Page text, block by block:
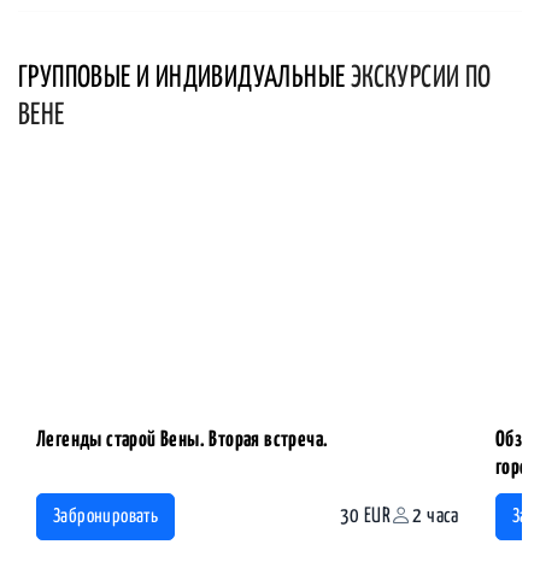
ГРУППОВЫЕ И ИНДИВИДУАЛЬНЫЕ ЭКСКУРСИИ ПО
ВЕНЕ
Легенды старой Вены. Вторая встреча.
Забронировать 30 EUR 2 часа